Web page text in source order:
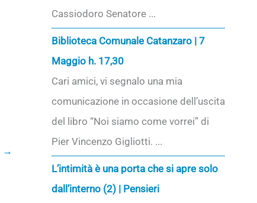
→
Cassiodoro Senatore ...
Biblioteca Comunale Catanzaro | 7
Maggio h. 17,30
Cari amici, vi segnalo una mia
comunicazione in occasione dell’uscita
del libro “Noi siamo come vorrei” di
Pier Vincenzo Gigliotti. ...
L’intimità è una porta che si apre solo
dall’interno (2) | Pensieri